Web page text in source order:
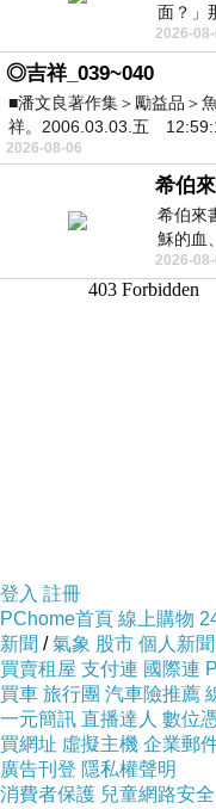
面？」
死盯著
2026-
◎吉祥_039~040
■潘文良著作集＞勵益品＞
祥。2006.03.03.五
2026-08-06
希伯
希伯來
穌的血
我們開
2026-
登入 註冊
PChome首頁 線上購物
新聞 /氣象 股市 個人新
買賣租屋 支付連 國際連
買車 旅行團 汽車險推薦
一元簡訊 直播達人 數位
買網址 虛擬主機 企業郵
廣告刊登 隱私權聲明
消費者保護 兒童網路安全